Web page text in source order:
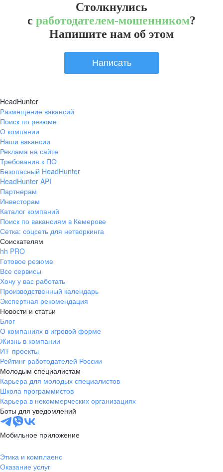
Столкнулись
с работодателем-мошенником?
Напишите нам об этом
Написать
HeadHunter
Размещение вакансий
Поиск по резюме
О компании
Наши вакансии
Реклама на сайте
Требования к ПО
Безопасный HeadHunter
HeadHunter API
Партнерам
Инвесторам
Каталог компаний
Поиск по вакансиям в Кемерове
Сетка: соцсеть для нетворкинга
Соискателям
hh PRO
Готовое резюме
Все сервисы
Хочу у вас работать
Производственный календарь
Экспертная рекомендация
Новости и статьи
Блог
О компаниях в игровой форме
Жизнь в компании
ИТ-проекты
Рейтинг работодателей России
Молодым специалистам
Карьера для молодых специалистов
Школа программистов
Карьера в некоммерческих организациях
Боты для уведомлений
Мобильное приложение
Этика и комплаенс
Оказание услуг